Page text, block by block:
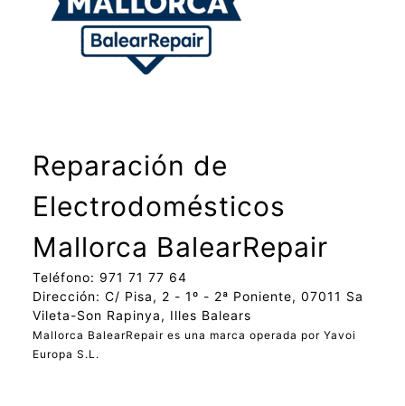
Reparación de
Electrodomésticos
Mallorca BalearRepair
Teléfono: 971 71 77 64
Dirección: C/ Pisa, 2 - 1º - 2ª Poniente, 07011 Sa
Vileta-Son Rapinya, Illes Balears
Mallorca BalearRepair es una marca operada por Yavoi
Europa S.L.